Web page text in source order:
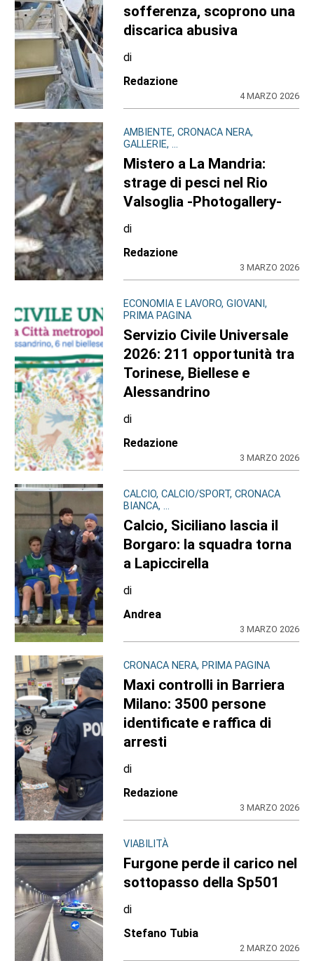
sofferenza, scoprono una
discarica abusiva
di
Redazione
4 MARZO 2026
AMBIENTE, CRONACA NERA,
GALLERIE, ...
Mistero a La Mandria:
strage di pesci nel Rio
Valsoglia -Photogallery-
di
Redazione
3 MARZO 2026
ECONOMIA E LAVORO, GIOVANI,
PRIMA PAGINA
Servizio Civile Universale
2026: 211 opportunità tra
Torinese, Biellese e
Alessandrino
di
Redazione
3 MARZO 2026
CALCIO, CALCIO/SPORT, CRONACA
BIANCA, ...
Calcio, Siciliano lascia il
Borgaro: la squadra torna
a Lapiccirella
di
Andrea
3 MARZO 2026
CRONACA NERA, PRIMA PAGINA
Maxi controlli in Barriera
Milano: 3500 persone
identificate e raffica di
arresti
di
Redazione
3 MARZO 2026
VIABILITÀ
Furgone perde il carico nel
sottopasso della Sp501
di
Stefano Tubia
2 MARZO 2026